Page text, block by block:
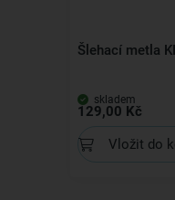
Šlehací metla
skladem
129,00 Kč
Vložit do